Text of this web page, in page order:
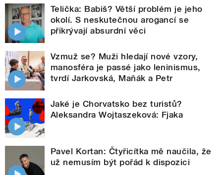
Telička: Babiš? Větší problém je jeho
okolí. S neskutečnou arogancí se
přikrývají absurdní věci
Vzmuž se? Muži hledají nové vzory,
manosféra je passé jako leninismus,
tvrdí Jarkovská, Maňák a Petr
Jaké je Chorvatsko bez turistů?
Aleksandra Wojtaszeková: Fjaka
Pavel Kortan: Čtyřicítka mě naučila, že
už nemusím být pořád k dispozici